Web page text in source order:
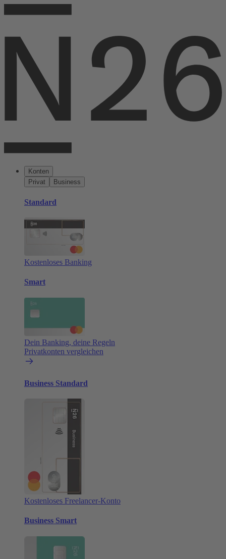
Konten
Privat
Business
Standard
Kostenloses Banking
Smart
Dein Banking, deine Regeln
Privatkonten vergleichen
Business Standard
Kostenloses Freelancer-Konto
Business Smart